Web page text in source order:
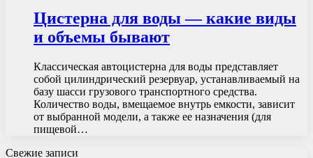
Цистерна для воды — какие виды
и объемы бывают
Классическая автоцистерна для воды представляет
собой цилиндрический резервуар, устанавливаемый на
базу шасси грузового транспортного средства.
Количество воды, вмещаемое внутрь емкости, зависит
от выбранной модели, а также ее назначения (для
пищевой…
Свежие записи